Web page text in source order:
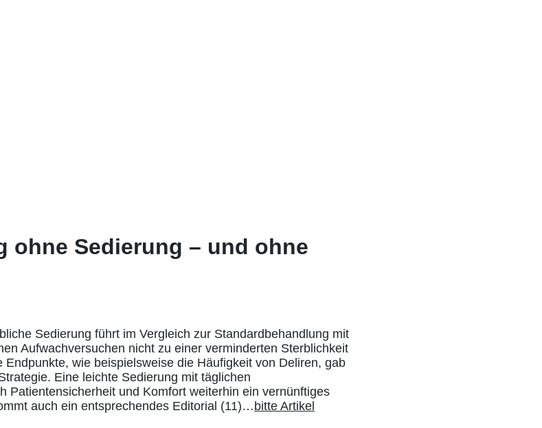
ohne Sedierung – und ohne
Sedierung führt im Vergleich zur Standardbehandlung mit
Aufwachversuchen nicht zu einer verminderten Sterblichkeit
Endpunkte, wie beispielsweise die Häufigkeit von Deliren, gab
Eine leichte Sedierung mit täglichen
Patientensicherheit und Komfort weiterhin ein vernünftiges
auch ein entsprechendes Editorial (11)…bitte Artikel